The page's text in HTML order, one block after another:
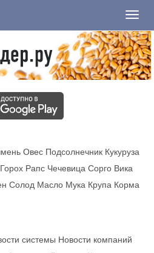
Овес Подсолнечник Кукуруза
Горох Рапс Чечевица Сорго Вика
Солод Масло Мука Крупа Корма
системы Новости компаний